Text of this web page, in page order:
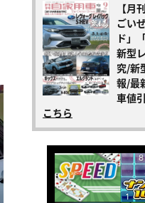
【月
ごい
ド」
新型
究/新
報/最
車値
こちら